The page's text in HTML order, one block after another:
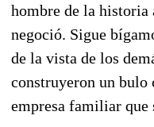
hombre de la historia
negoció. Sigue
de la vista de los
construyeron un bulo
empresa familiar que